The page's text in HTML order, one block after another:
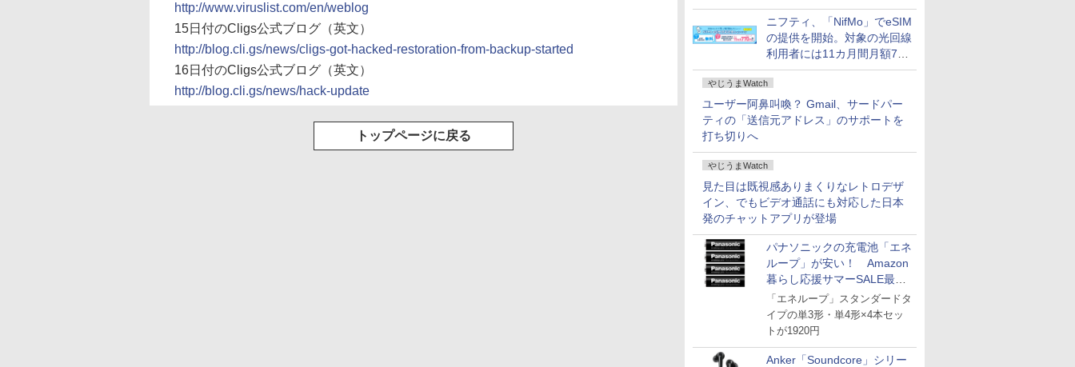
ョンへの更新を呼び掛け
ニフティ、「NifMo」でeSIM
の提供を開始。対象の光回線
利用者には11カ月間月額770
円割引のキャンペーン
やじうまWatch
ユーザー阿鼻叫喚？ Gmail、サードパー
ティの「送信元アドレス」のサポートを
打ち切りへ
やじうまWatch
見た目は既視感ありまくりなレトロデザ
イン、でもビデオ通話にも対応した日本
発のチャットアプリが登場
パナソニックの充電池「エネ
ループ」が安い！ Amazon
暮らし応援サマーSALE最終
日
「エネループ」スタンダードタ
イプの単3形・単4形×4本セッ
トが1920円
Anker「Soundcore」シリー
http://www.viruslist.com/en/weblog
15日付のCligs公式ブログ（英文）
http://blog.cli.gs/news/cligs-got-hacked-restoration-from-backup-started
16日付のCligs公式ブログ（英文）
http://blog.cli.gs/news/hack-update
トップページに戻る